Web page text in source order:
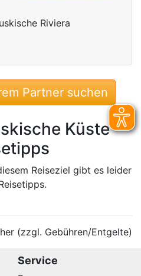
Riviera
Partner suchen
Küste
Reiseziel gibt es leider
(zzgl. Gebühren/Entgelte)
Service